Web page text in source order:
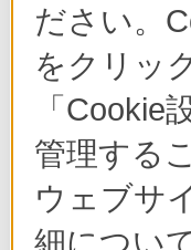
ださい。
をクリッ
「
管理する
ウェブサ
細につい